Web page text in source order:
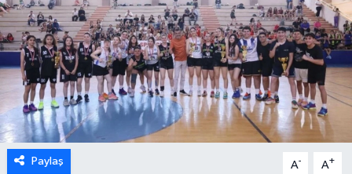
Paylaş A- A+
ÖZEL HABER
DTO
RESMİ REKLAM